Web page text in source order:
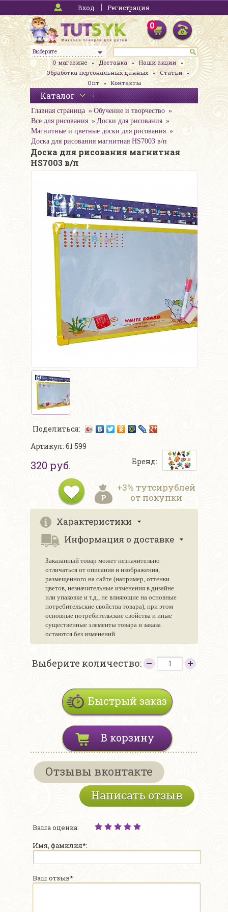
Вход Регистрация
Выберите
0
О магазине Доставка
Наши акции
Обработка персональных данных
Статьи
Опт
Контакты
Каталог
Главная страница
Обучение и творчество
Все для рисования
Доски для рисования
Магнитные и цветные доски для рисования
Доска для рисования магнитная HS7003 в/п
Доска для рисования магнитная
HS7003 в/п
Поделиться:
Артикул: 61 599
320 руб. Бренд:
+3% тутсирублей
от покупки
Характеристики
Информация о доставке
Заказанный товар может незначительно
отличаться от описания и изображения,
размещенного на сайте (например, оттенки
цветов, незначительные изменения в дизайне
или упаковке и т.д., не влияющие на основные
потребительские свойства товара), при этом
основные потребительские свойства и иные
существенные элементы товара и заказа
остаются без изменений.
Выберите количество:
Быстрый заказ
В корзину
Отзывы вконтакте
Написать отзыв
Ваша оценка:
Имя, фамилия*:
Ваш отзыв*: